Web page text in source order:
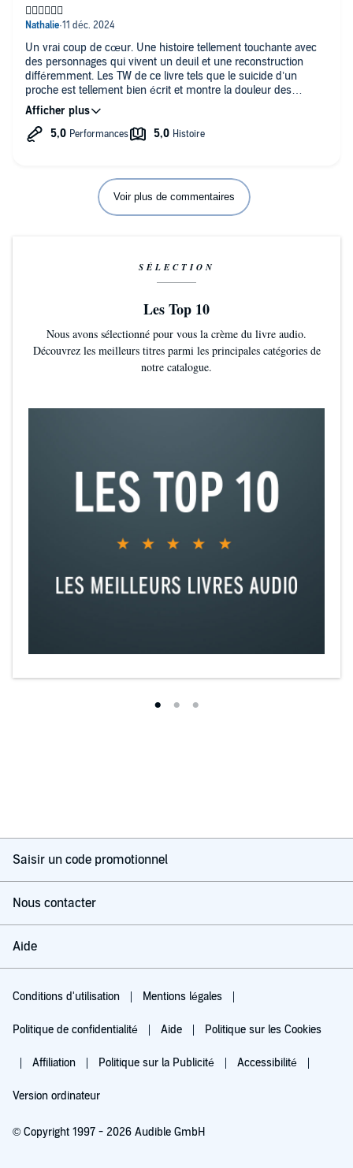
Un vrai coup de cœur. Une histoire tellement touchante avec
des personnages qui vivent un deuil et une reconstruction
différemment. Les TW de ce livre tels que le suicide d’un
proche est tellement bien écrit et montre la douleur des
personnages qui ressentent cet impuissance envers cet acte
personnel comme un manque de leur part mais chacun à sa
façon… Et en toile de fond une belle histoire d’amour
❤️‍🔥❤️‍🔥❤️‍🔥
Voir plus de commentaires
SÉLECTION
Les Top 10
Nous avons sélectionné pour vous la crème du livre audio.
Découvrez les meilleurs titres parmi les principales catégories de
notre catalogue.
Saisir un code promotionnel
Nous contacter
Aide
Conditions d'utilisation Mentions légales
Politique de confidentialité Aide Politique sur les Cookies
Affiliation Politique sur la Publicité Accessibilité
Version ordinateur
© Copyright 1997 - 2026 Audible GmbH